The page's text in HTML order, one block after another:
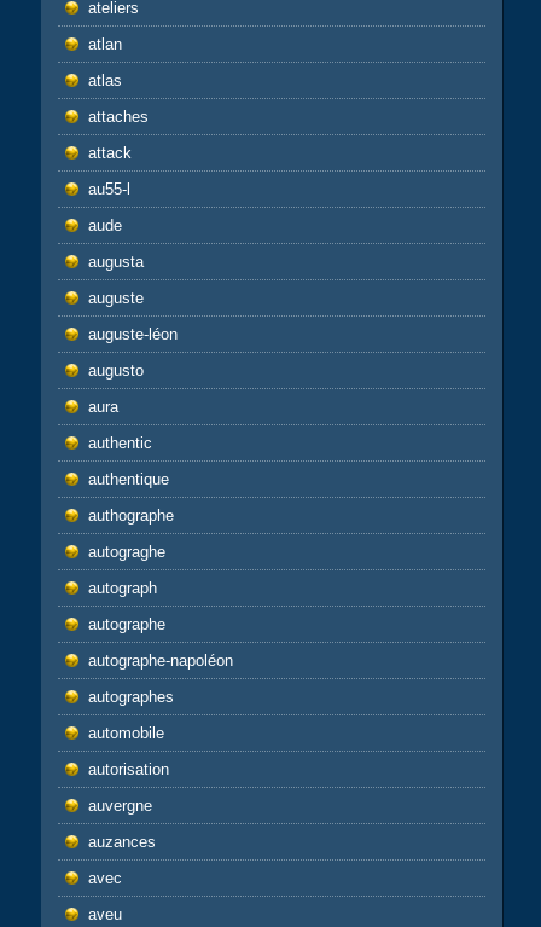
ateliers
atlan
atlas
attaches
attack
au55-l
aude
augusta
auguste
auguste-léon
augusto
aura
authentic
authentique
authographe
autograghe
autograph
autographe
autographe-napoléon
autographes
automobile
autorisation
auvergne
auzances
avec
aveu